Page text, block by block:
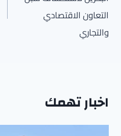
التعاون الاقتصادي
والتجاري
اخبار تهمك